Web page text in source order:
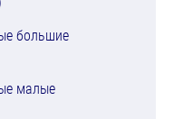
большие
малые